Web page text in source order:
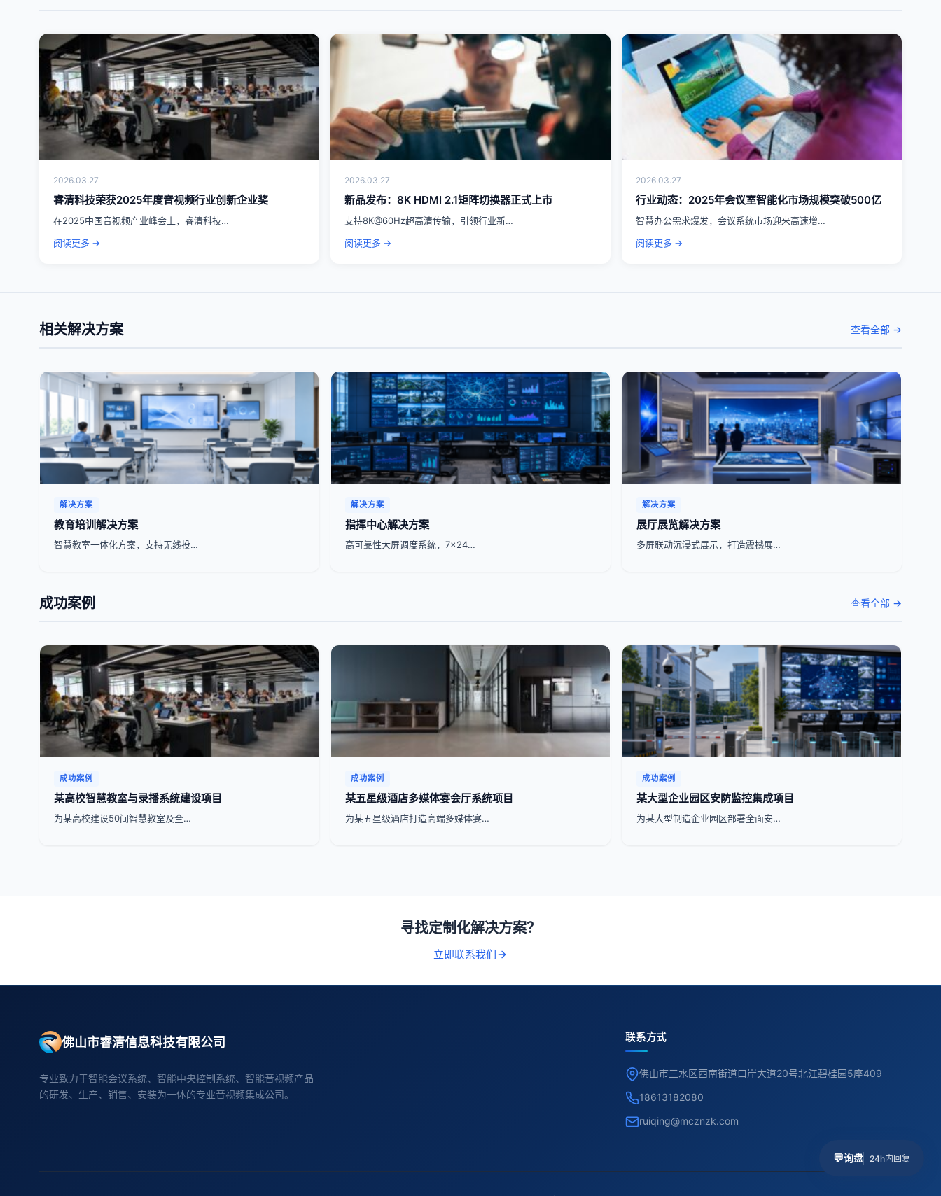
2026.03.27
睿清科技荣获2025年度音视频行业创新企业奖
在2025中国音视频产业峰会上，睿清科技…
阅读更多 →
2026.03.27
新品发布：8K HDMI 2.1矩阵切换器正式上市
支持8K@60Hz超高清传输，引领行业新…
阅读更多 →
2026.03.27
行业动态：2025年会议室智能化市场规模突破500亿
智慧办公需求爆发，会议系统市场迎来高速增…
阅读更多 →
相关解决方案 查看全部 →
解决方案
教育培训解决方案
智慧教室一体化方案，支持无线投…
解决方案
指挥中心解决方案
高可靠性大屏调度系统，7x24…
解决方案
展厅展览解决方案
多屏联动沉浸式展示，打造震撼展…
成功案例 查看全部 →
成功案例
某高校智慧教室与录播系统建设项目
为某高校建设50间智慧教室及全…
成功案例
某五星级酒店多媒体宴会厅系统项目
为某五星级酒店打造高端多媒体宴…
成功案例
某大型企业园区安防监控集成项目
为某大型制造企业园区部署全面安…
寻找定制化解决方案？
立即联系我们
佛山市睿清信息科技有限公司
专业致力于智能会议系统、智能中央控制系统、智能音视频产品
的研发、生产、销售、安装为一体的专业音视频集成公司。
联系方式
佛山市三水区西南街道口岸大道20号北江碧桂园5座409
18613182080
ruiqing@mcznzk.com
💬询盘 24h内回复